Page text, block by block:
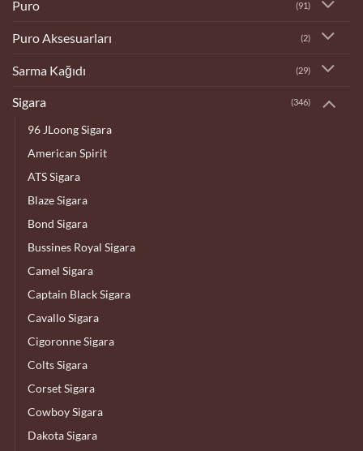
Puro (91)
Puro Aksesuarları (2)
Sarma Kağıdı (29)
Sigara (346)
96 JLoong Sigara
American Spirit
ATS Sigara
Blaze Sigara
Bond Sigara
Bussines Royal Sigara
Camel Sigara
Captain Black Sigara
Cavallo Sigara
Cigoronne Sigara
Colts Sigara
Corset Sigara
Cowboy Sigara
Dakota Sigara